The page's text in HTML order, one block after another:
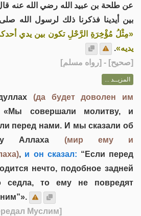
عن طلحة بن عبيد الله رضي الله عنه
بين أيدينا فذكرنا ذلك لرسول الله
«مِثْلُ مُؤْخِرَةِ الرَّحْلِ تكون بين يدي
يديه».
[صحيح] - [رواه مسلم]
المزيــد ...
(да будет доволен им
«Мы совершали молитву, и
перед нами. И мы сказали об
Аллаха (мир ему и
, и он сказал: “Если перед
нечто, подобное задней
седла, то ему не повредят
Муслим]